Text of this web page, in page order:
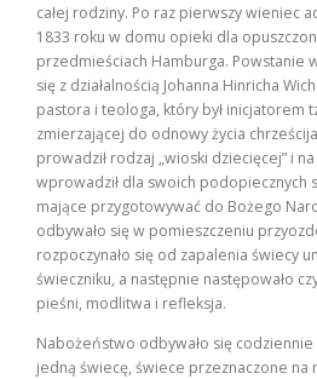
całej rodziny. Po raz pierwszy wieniec
1833 roku w domu opieki dla
przedmieściach Hamburga. Powstanie
się z działalnością Johanna Hinricha
pastora i teologa, który był inicjatorem
zmierzającej do odnowy życia
prowadził rodzaj „wioski dziecięcej” i
wprowadził dla swoich podopiecznych
mające przygotowywać do Bożego
odbywało się w pomieszczeniu
rozpoczynało się od zapalenia świecy
świeczniku, a następnie następowało
pieśni, modlitwa i refleksja.
Nabożeństwo odbywało się
jedną świecę, świece przeznaczone na